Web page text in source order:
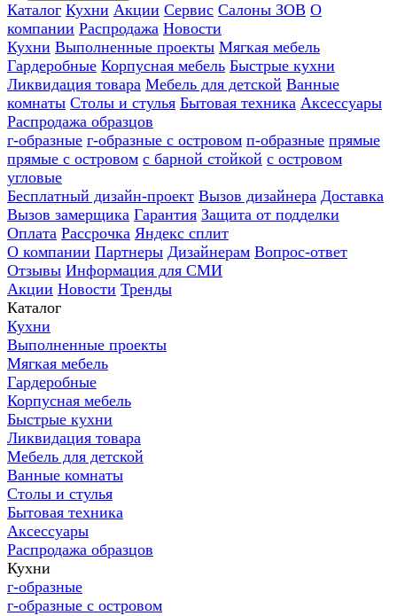
Каталог Кухни Акции Сервис Салоны ЗОВ О
компании Распродажа Новости
Кухни Выполненные проекты Мягкая мебель
Гардеробные Корпусная мебель Быстрые кухни
Ликвидация товара Мебель для детской Ванные
комнаты Столы и стулья Бытовая техника Аксессуары
Распродажа образцов
г-образные г-образные с островом п-образные прямые
прямые с островом с барной стойкой с островом
угловые
Бесплатный дизайн-проект Вызов дизайнера Доставка
Вызов замерщика Гарантия Защита от подделки
Оплата Рассрочка Яндекс сплит
О компании Партнеры Дизайнерам Вопрос-ответ
Отзывы Информация для СМИ
Акции Новости Тренды
Каталог
Кухни
Выполненные проекты
Мягкая мебель
Гардеробные
Корпусная мебель
Быстрые кухни
Ликвидация товара
Мебель для детской
Ванные комнаты
Столы и стулья
Бытовая техника
Аксессуары
Распродажа образцов
Кухни
г-образные
г-образные с островом